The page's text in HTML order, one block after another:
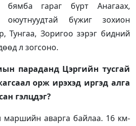
бямба гараг бүрт Анагаах,
бүжиг зохион
Тунгаа, Зоригоо зэрэг бидний
л зогсоно.
параданд Цэргийн тусгай
орж ирэхэд иргэд алга
гэлцдэг?
маршийн аварга байлаа. 16 км-